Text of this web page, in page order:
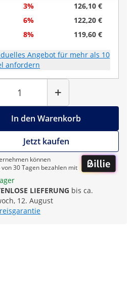
3%
126,10 €
6%
122,20 €
8% 119,60 €
Angebot für mehr als 10
anfordern
Menge
+
In den Warenkorb
Jetzt kaufen
können
30 Tagen bezahlen mit
LIEFERUNG bis ca.
12. August